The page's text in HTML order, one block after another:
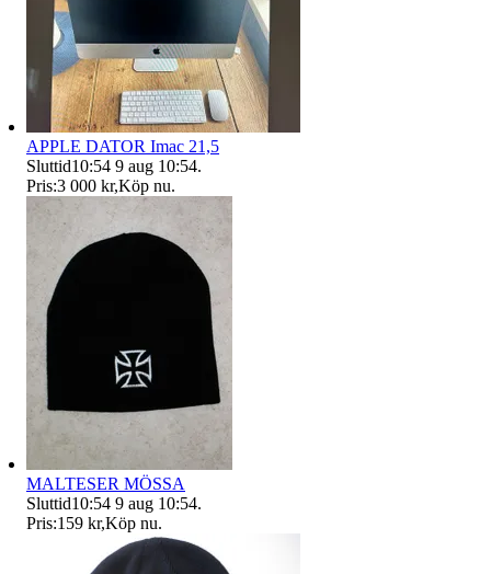
APPLE DATOR Imac 21,5
Sluttid10:54 9 aug 10:54.
Pris:3 000 kr,Köp nu.
MALTESER MÖSSA
Sluttid10:54 9 aug 10:54.
Pris:159 kr,Köp nu.